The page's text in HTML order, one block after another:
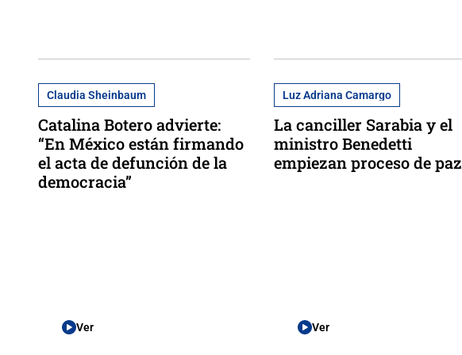
Claudia Sheinbaum
Catalina Botero advierte:
“En México están firmando
el acta de defunción de la
democracia”
Ver
Luz Adriana Camargo
La canciller Sarabia y el
ministro Benedetti
empiezan proceso de paz
Ver